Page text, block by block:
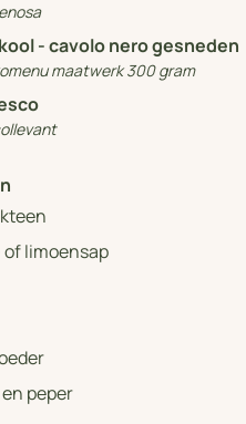
- cavolo nero gesneden
maatwerk 300 gram
limoensap
peper